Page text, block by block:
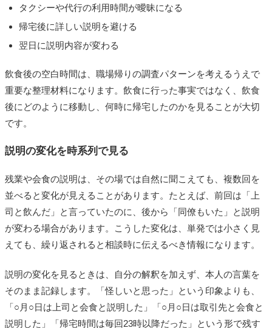
タクシーや代行の利用時間が曖昧になる
帰宅後に詳しい説明を避ける
翌日に説明内容が変わる
飲食後の空白時間は、職場帰りの調査パターンを考えるうえで
重要な整理材料になります。飲食に行った事実ではなく、飲食
後にどのように移動し、何時に帰宅したのかを見ることが大切
です。
説明の変化を時系列で見る
残業や会食の説明は、その場では自然に聞こえても、複数回を
並べると変化が見えることがあります。たとえば、前回は「上
司と飲んだ」と言っていたのに、後から「同僚もいた」と説明
が変わる場合があります。こうした変化は、単発では小さく見
えても、繰り返されると相談時に伝えるべき情報になります。
説明の変化を見るときは、自分の解釈を加えず、本人の言葉を
そのまま記録します。「怪しいと思った」という印象よりも、
「○月○日は上司と会食と説明した」「○月○日は取引先と会食と
説明した」「帰宅時間は毎回23時以降だった」という形で残す